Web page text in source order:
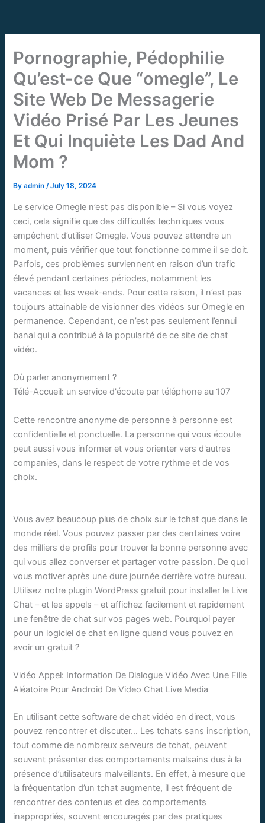
content
Pornographie, Pédophilie
Qu’est-ce Que “omegle”, Le
Site Web De Messagerie
Vidéo Prisé Par Les Jeunes
Et Qui Inquiète Les Dad And
Mom ?
Byadmin/July 18, 2024
Le service Omegle n’est pas disponible – Si vous voyez
ceci, cela signifie que des difficultés techniques vous
empêchent d’utiliser Omegle. Vous pouvez attendre un
moment, puis vérifier que tout fonctionne comme il se doit.
Parfois, ces problèmes surviennent en raison d’un trafic
élevé pendant certaines périodes, notamment les
vacances et les week-ends. Pour cette raison, il n’est pas
toujours attainable de visionner des vidéos sur Omegle en
permanence. Cependant, ce n’est pas seulement l’ennui
banal qui a contribué à la popularité de ce site de chat
vidéo.
Où parler anonymement ?
Télé-Accueil: un service d'écoute par téléphone au 107
Cette rencontre anonyme de personne à personne est
confidentielle et ponctuelle. La personne qui vous écoute
peut aussi vous informer et vous orienter vers d'autres
companies, dans le respect de votre rythme et de vos
choix.
Vous avez beaucoup plus de choix sur le tchat que dans le
monde réel. Vous pouvez passer par des centaines voire
des milliers de profils pour trouver la bonne personne avec
qui vous allez converser et partager votre passion. De quoi
vous motiver après une dure journée derrière votre bureau.
Utilisez notre plugin WordPress gratuit pour installer le Live
Chat – et les appels – et affichez facilement et rapidement
une fenêtre de chat sur vos pages web. Pourquoi payer
pour un logiciel de chat en ligne quand vous pouvez en
avoir un gratuit ?
Vidéo Appel: Information De Dialogue Vidéo Avec Une Fille
Aléatoire Pour Android De Video Chat Live Media
En utilisant cette software de chat vidéo en direct, vous
pouvez rencontrer et discuter… Les tchats sans inscription,
tout comme de nombreux serveurs de tchat, peuvent
souvent présenter des comportements malsains dus à la
présence d’utilisateurs malveillants. En effet, à mesure que
la fréquentation d’un tchat augmente, il est fréquent de
rencontrer des contenus et des comportements
inappropriés, souvent encouragés par des pratiques